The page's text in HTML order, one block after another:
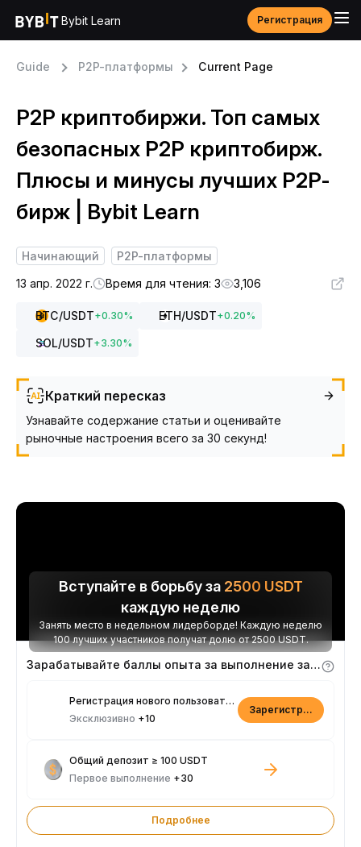
Bybit Learn Регистрация
Guide P2P-платформы Current Page
P2P криптобиржи. Топ самых
безопасных P2P криптобирж.
Плюсы и минусы лучших P2P-
бирж | Bybit Learn
Начинающий
P2P-платформы
13 апр. 2022 г.
Время для чтения: 3 3,106
BTC/USDT+0.30% ETH/USDT+0.20%
SOL/USDT+3.30%
Краткий пересказ
Узнавайте содержание статьи и оценивайте
рыночные настроения всего за 30 секунд!
Вступайте в борьбу за 2500 USDT
каждую неделю
Занять место в недельном лидерборде! Каждую неделю
100 лучших участников получат долю от 2500 USDT.
Зарабатывайте баллы опыта за выполнение заданий
Регистрация нового пользователя
Эксклюзивно +10
Зарегистрироваться
Общий депозит ≥ 100 USDT
Первое выполнение +30
Подробнее